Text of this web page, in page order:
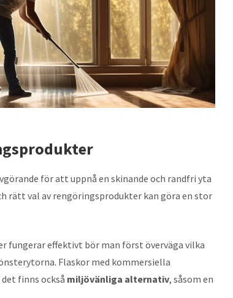
för att uppnå en skinande och randfri yta
rätt val av rengöringsprodukter kan göra en stor
fungerar effektivt bör man först överväga vilka
Flaskor med kommersiella
finns också miljövänliga alternativ, såsom en